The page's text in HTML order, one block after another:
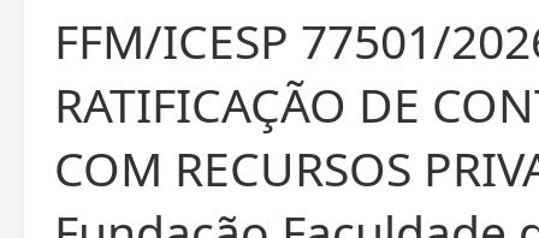
FFM/ICESP 77501/
RATIFICAÇÃO DE
COM RECURSOS